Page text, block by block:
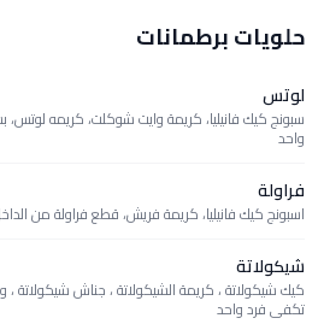
حلويات برطمانات
لوتس
سبونج كيك فانيليا، كريمة وايت شوكلت، كريمه
واحد
فراولة
اسبونج كيك فانيليا، كريمة فريش، قطع فراولة من
شيكولاتة
كيك شيكولاتة ، كريمة الشيكولاتة ، جناش شيكولاتة ،
تكفى فرد واحد